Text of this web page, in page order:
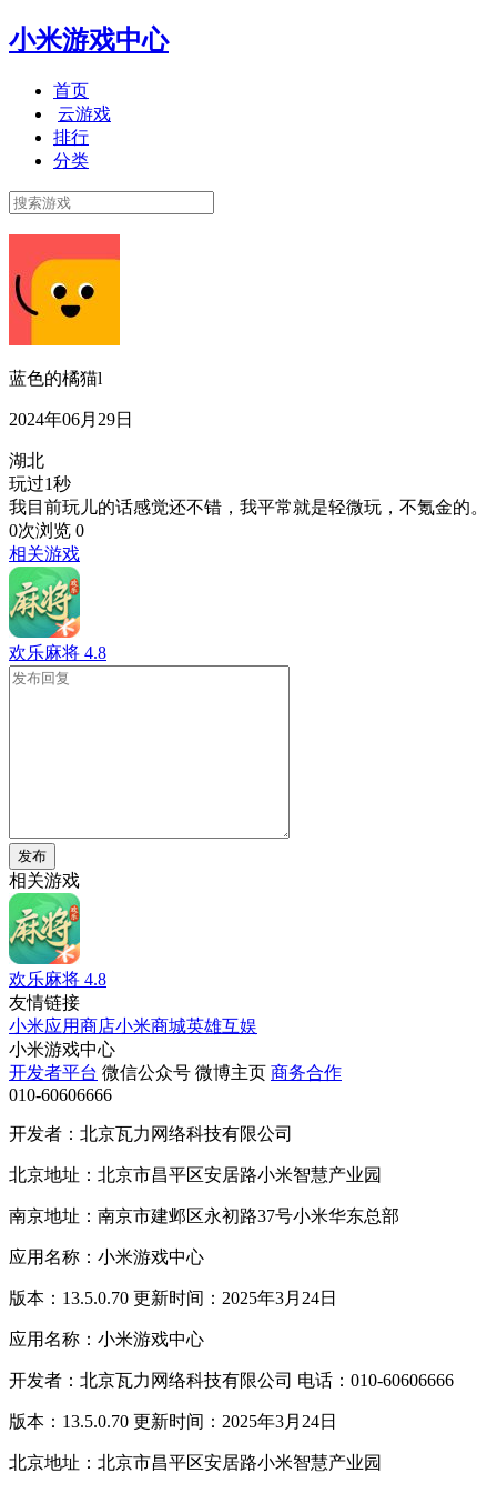
小米游戏中心
首页
云游戏
排行
分类
蓝色的橘猫l
2024年06月29日
湖北
玩过1秒
我目前玩儿的话感觉还不错，我平常就是轻微玩，不氪金的。
0次浏览 0
相关游戏
欢乐麻将 4.8
发布
相关游戏
欢乐麻将 4.8
友情链接
小米应用商店小米商城英雄互娱
小米游戏中心
开发者平台 微信公众号 微博主页 商务合作
010-60606666
开发者：北京瓦力网络科技有限公司
北京地址：北京市昌平区安居路小米智慧产业园
南京地址：南京市建邺区永初路37号小米华东总部
应用名称：小米游戏中心
版本：13.5.0.70 更新时间：2025年3月24日
应用名称：小米游戏中心
开发者：北京瓦力网络科技有限公司 电话：010-60606666
版本：13.5.0.70 更新时间：2025年3月24日
北京地址：北京市昌平区安居路小米智慧产业园